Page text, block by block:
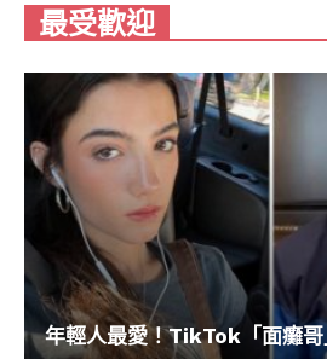
最受歡迎
年輕人最愛！TikTok「面癱